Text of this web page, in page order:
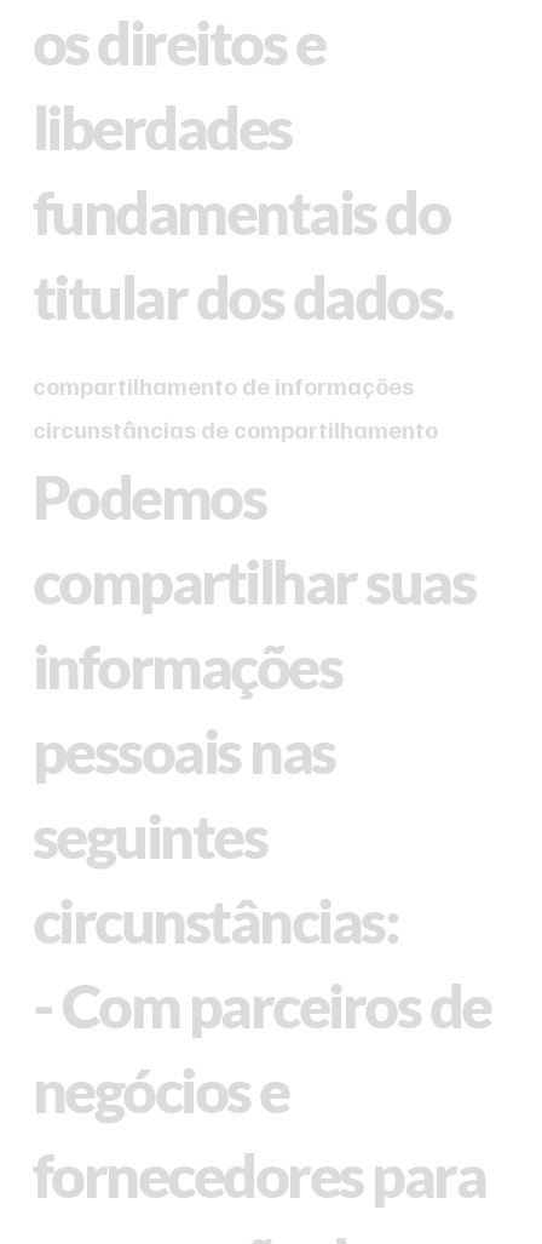
os direitos e
liberdades
fundamentais do
titular dos dados.
compartilhamento de informações
circunstâncias de compartilhamento
Podemos
compartilhar suas
informações
pessoais nas
seguintes
circunstâncias:
- Com parceiros de
negócios e
fornecedores para